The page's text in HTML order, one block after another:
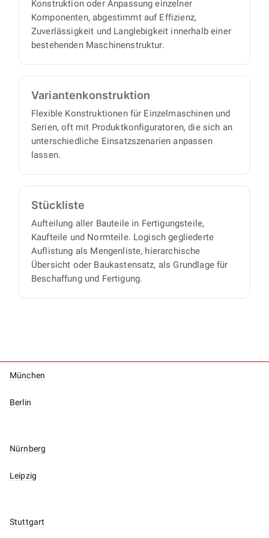
Konstruktion oder Anpassung einzelner
Komponenten, abgestimmt auf Effizienz,
Zuverlässigkeit und Langlebigkeit innerhalb einer
bestehenden Maschinenstruktur.
Varianten­konstruktion
Flexible Konstruktionen für Einzelmaschinen und
Serien, oft mit Produktkonfiguratoren, die sich an
unterschiedliche Einsatzszenarien anpassen
lassen.
Stückliste
Aufteilung aller Bauteile in Fertigungsteile,
Kaufteile und Normteile. Logisch gegliederte
Auflistung als Mengenliste, hierarchische
Übersicht oder Baukastensatz, als Grundlage für
Beschaffung und Fertigung.
München
Berlin
Nürnberg
Leipzig
Stuttgart